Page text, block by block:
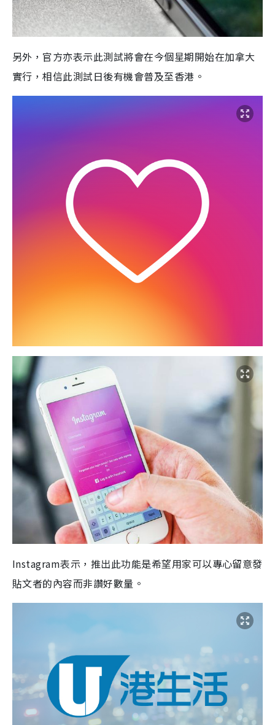
另外，官方亦表示此測試將會在今個星期開始在加拿大
實行，相信此測試日後有機會普及至香港。
Instagram表示，推出此功能是希望用家可以專心留意發
貼文者的內容而非讚好數量。